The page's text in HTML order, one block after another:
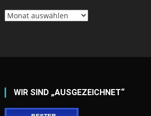
Archiv
WIR SIND „AUSGEZEICHNET“